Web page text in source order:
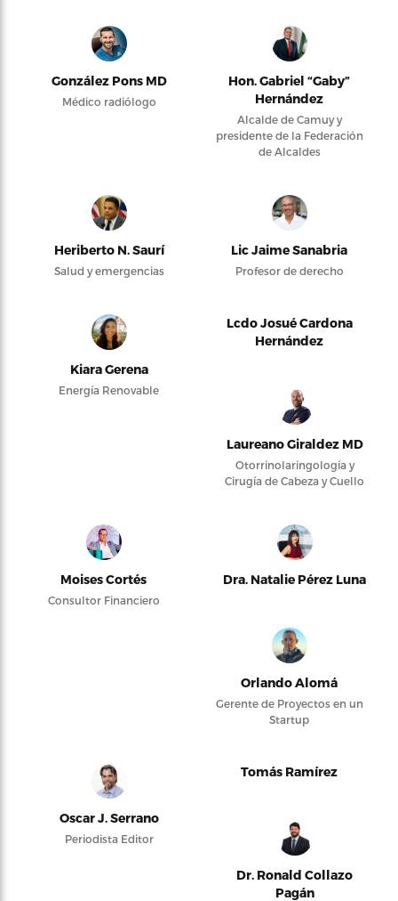
González Pons MD
Médico radiólogo
Hon. Gabriel “Gaby”
Hernández
Alcalde de Camuy y
presidente de la Federación
de Alcaldes
Heriberto N. Saurí
Salud y emergencias
Lic Jaime Sanabria
Profesor de derecho
Kiara Gerena
Energía Renovable
Lcdo Josué Cardona
Hernández
Laureano Giraldez MD
Otorrinolaringología y
Cirugía de Cabeza y Cuello
Moises Cortés
Consultor Financiero
Dra. Natalie Pérez Luna
Orlando Alomá
Gerente de Proyectos en un
Startup
Oscar J. Serrano
Periodista Editor
Tomás Ramírez
Dr. Ronald Collazo
Pagán